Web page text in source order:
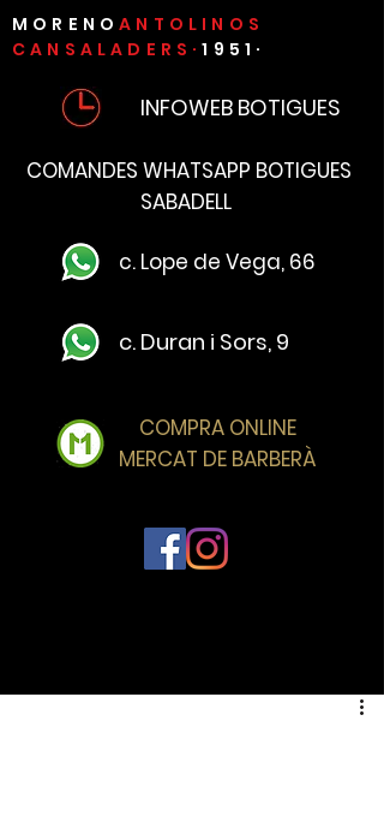
MORENOANTOLINOS
CANSALADERS·1951·
INFOWEB BOTIGUES
COMANDES WHATSAPP BOTIGUES
SABADELL
COMPRA ONLINE
MERCAT DE BARBERÀ
c. Duran i Sors, 9
c. Lope de Vega, 66